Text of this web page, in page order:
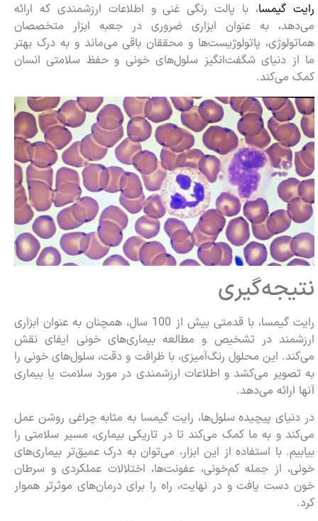
رایت گیمسا، با پالت رنگی غنی و اطلاعات ارزشمندی که ارائه
می‌دهد، به عنوان ابزاری ضروری در جعبه ابزار متخصصان
هماتولوژی، پاتولوژیست‌ها و محققان باقی می‌ماند و به درک بهتر
ما از دنیای شگفت‌انگیز سلول‌های خونی و حفظ سلامتی انسان
کمک می‌کند.
نتیجه‌گیری
رایت گیمسا، با قدمتی بیش از 100 سال، همچنان به عنوان ابزاری
ارزشمند در تشخیص و مطالعه بیماری‌های خونی ایفای نقش
می‌کند. این محلول رنگ‌آمیزی، با ظرافت و دقت، سلول‌های خونی را
به تصویر می‌کشد و اطلاعات ارزشمندی در مورد سلامت یا بیماری
آنها ارائه می‌دهد.
در دنیای پیچیده سلول‌ها، رایت گیمسا به مثابه چراغی روشن عمل
می‌کند و به ما کمک می‌کند تا در تاریکی بیماری، مسیر سلامتی را
بیابیم. با استفاده از این ابزار، می‌توان به درک عمیق‌تر بیماری‌های
خونی، از جمله کم‌خونی، عفونت‌ها، اختلالات عملکردی و سرطان
خون دست یافت و در نهایت، راه را برای درمان‌های موثرتر هموار
کرد.